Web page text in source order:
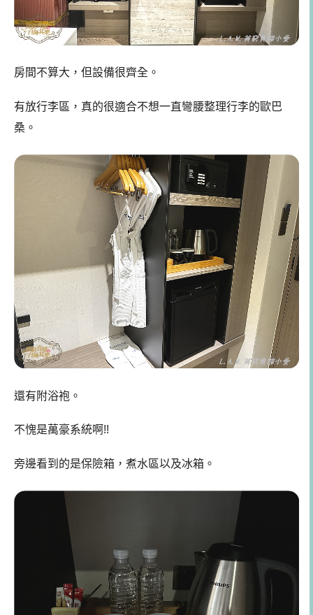
房間不算大，但設備很齊全。
有放行李區，真的很適合不想一直彎腰整理行李的歐巴
桑。
還有附浴袍。
不愧是萬豪系統啊!!
旁邊看到的是保險箱，煮水區以及冰箱。